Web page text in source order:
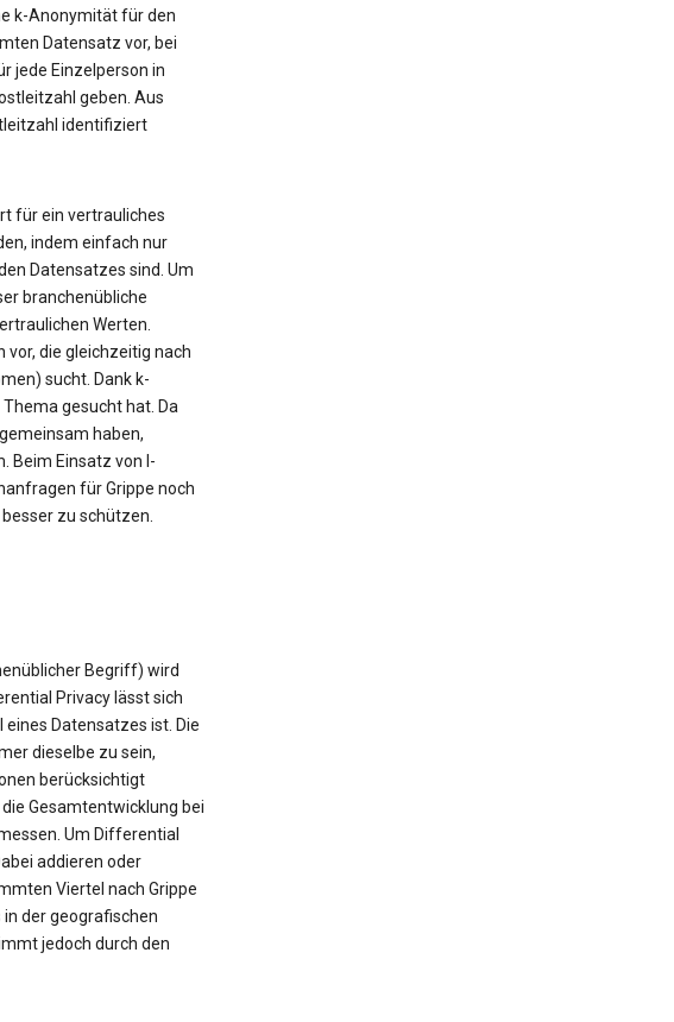
k-Anonymität für den
Datensatz vor, bei
jede Einzelperson in
geben. Aus
identifiziert
für ein vertrauliches
indem einfach nur
Datensatzes sind. Um
branchenübliche
Werten.
vor, die gleichzeitig nach
sucht. Dank k-
gesucht hat. Da
haben,
Beim Einsatz von l-
für Grippe noch
zu schützen.
Begriff) wird
Privacy lässt sich
Datensatzes ist. Die
dieselbe zu sein,
berücksichtigt
Gesamtentwicklung bei
Um Differential
addieren oder
Viertel nach Grippe
der geografischen
jedoch durch den